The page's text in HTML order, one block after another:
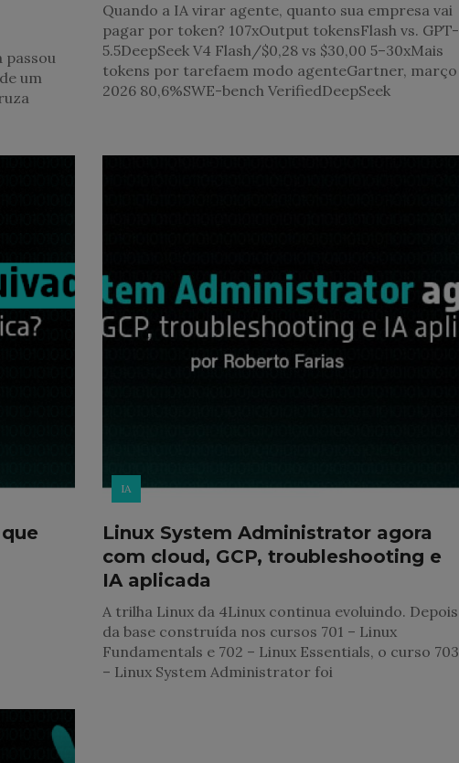
passou
um
Quando a IA virar agente, quanto sua empresa vai
pagar por token? 107xOutput tokensFlash vs. GPT-
5.5DeepSeek V4 Flash/$0,28 vs $30,00 5–30xMais
tokens por tarefaem modo agenteGartner, março
2026 80,6%SWE-bench VerifiedDeepSeek
IA
Linux System Administrator agora
com cloud, GCP, troubleshooting e
IA aplicada
A trilha Linux da 4Linux continua evoluindo. Depois
da base construída nos cursos 701 – Linux
Fundamentals e 702 – Linux Essentials, o curso 703
– Linux System Administrator foi